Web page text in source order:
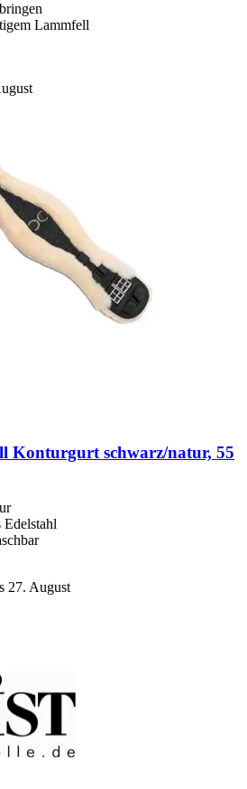
Lammfell
Konturgurt schwarz/natur, 55
Edelstahl
27. August